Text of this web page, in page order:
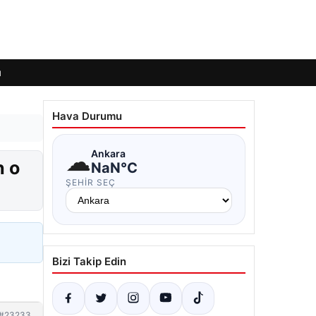
o
Hava Durumu
☁Ankara
NaN°C
ŞEHIR SEÇ
Bizi Takip Edin